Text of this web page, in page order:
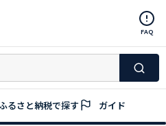
FAQ
るさと納税で探す ガイド